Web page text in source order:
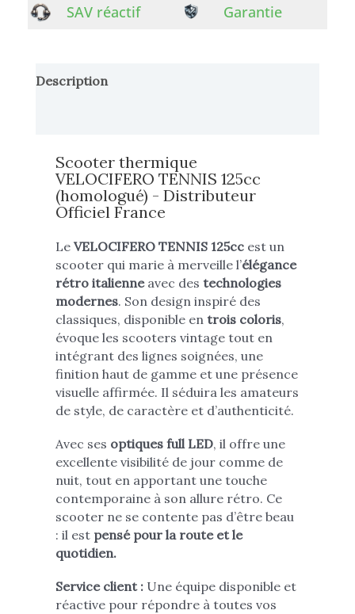
SAV réactif
Garantie
Description
Scooter thermique
VELOCIFERO TENNIS 125cc
(homologué) - Distributeur
Officiel France
Le VELOCIFERO TENNIS 125cc est un
scooter qui marie à merveille l’élégance
rétro italienneavec des technologies
modernes. Son design inspiré des
classiques, disponible en trois coloris,
évoque les scooters vintage tout en
intégrant des lignes soignées, une
finition haut de gamme et une présence
visuelle affirmée. Il séduira les amateurs
de style, de caractère et d’authenticité.
Avec ses optiques full LED, il offre une
excellente visibilité de jour comme de
nuit, tout en apportant une touche
contemporaine à son allure rétro. Ce
scooter ne se contente pas d’être beau
: il est pensé pour la route et le
quotidien.
Service client : Une équipe disponible et
réactive pour répondre à toutes vos